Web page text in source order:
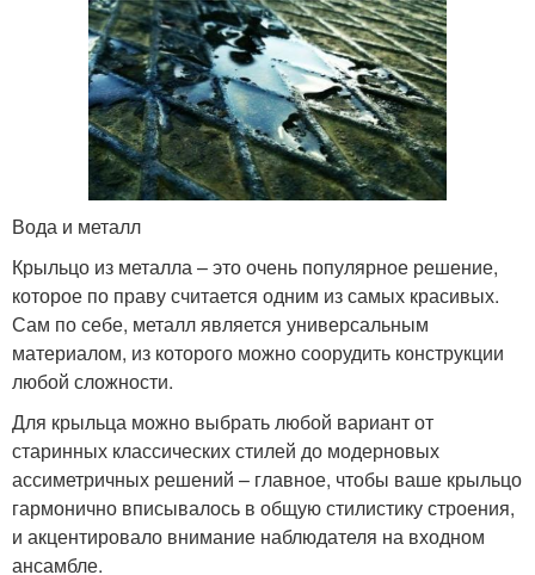
Вода и металл
Крыльцо из металла – это очень популярное решение,
которое по праву считается одним из самых красивых.
Сам по себе, металл является универсальным
материалом, из которого можно соорудить конструкции
любой сложности.
Для крыльца можно выбрать любой вариант от
старинных классических стилей до модерновых
ассиметричных решений – главное, чтобы ваше крыльцо
гармонично вписывалось в общую стилистику строения,
и акцентировало внимание наблюдателя на входном
ансамбле.